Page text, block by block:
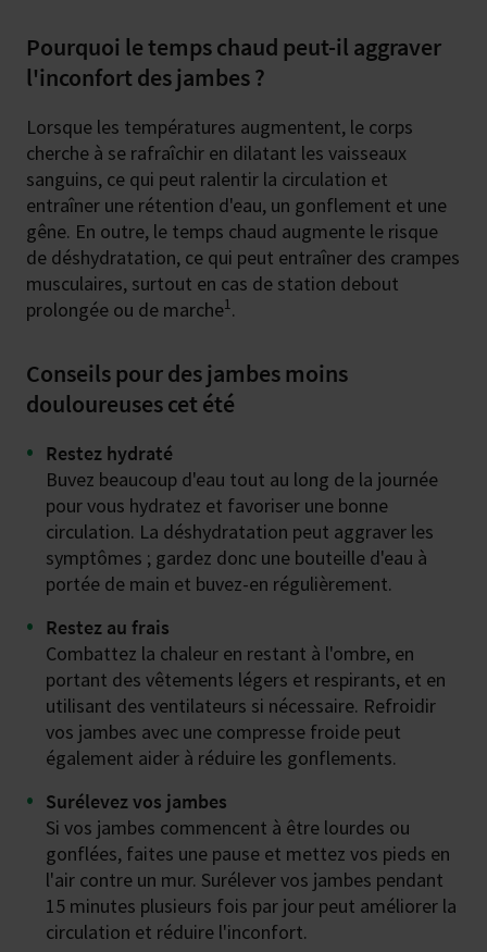
Pourquoi le temps chaud peut-il aggraver
l'inconfort des jambes ?
Lorsque les températures augmentent, le corps
cherche à se rafraîchir en dilatant les vaisseaux
sanguins, ce qui peut ralentir la circulation et
entraîner une rétention d'eau, un gonflement et une
gêne. En outre, le temps chaud augmente le risque
de déshydratation, ce qui peut entraîner des crampes
musculaires, surtout en cas de station debout
prolongée ou de marche1.
Conseils pour des jambes moins
douloureuses cet été
Restez hydraté
Buvez beaucoup d'eau tout au long de la journée
pour vous hydratez et favoriser une bonne
circulation. La déshydratation peut aggraver les
symptômes ; gardez donc une bouteille d'eau à
portée de main et buvez-en régulièrement.
Restez au frais
Combattez la chaleur en restant à l'ombre, en
portant des vêtements légers et respirants, et en
utilisant des ventilateurs si nécessaire. Refroidir
vos jambes avec une compresse froide peut
également aider à réduire les gonflements.
Surélevez vos jambes
Si vos jambes commencent à être lourdes ou
gonflées, faites une pause et mettez vos pieds en
l'air contre un mur. Surélever vos jambes pendant
15 minutes plusieurs fois par jour peut améliorer la
circulation et réduire l'inconfort.